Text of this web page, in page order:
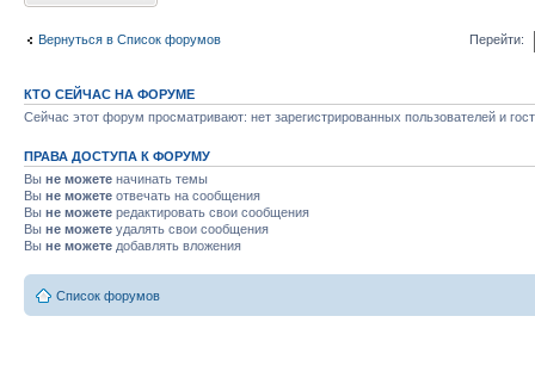
Вернуться в Список форумов Перейти:
КТО СЕЙЧАС НА ФОРУМЕ
Сейчас этот форум просматривают: нет зарегистрированных пользователей и
ПРАВА ДОСТУПА К ФОРУМУ
Вы не можете начинать темы
Вы не можете отвечать на сообщения
Вы не можете редактировать свои сообщения
Вы не можете удалять свои сообщения
Вы не можете добавлять вложения
Список форумов